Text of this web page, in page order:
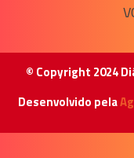
© Copyright 2024
Desenvolvido pela